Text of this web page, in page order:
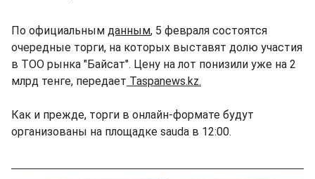
По официальным данным, 5 февраля состоятся
очередные торги, на которых выставят долю участия
в ТОО рынка "Байсат". Цену на лот понизили уже на 2
млрд тенге, передает Taspanews.kz.
Как и прежде, торги в онлайн-формате будут
организованы на площадке sauda в 12:00.